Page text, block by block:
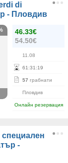
di
- Пловдив
46.33€
54.50€
11.08
61 :31 :19
57 грабнати
Пловдив
Онлайн резервация
-